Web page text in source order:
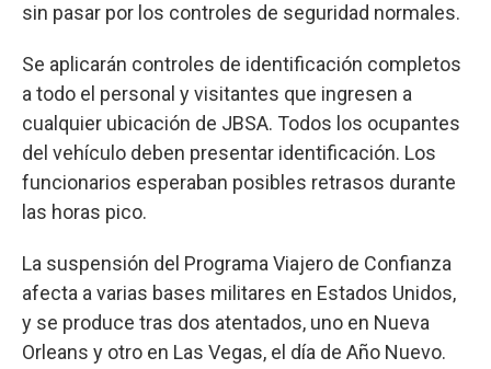
sin pasar por los controles de seguridad normales.
Se aplicarán controles de identificación completos
a todo el personal y visitantes que ingresen a
cualquier ubicación de JBSA. Todos los ocupantes
del vehículo deben presentar identificación. Los
funcionarios esperaban posibles retrasos durante
las horas pico.
La suspensión del Programa Viajero de Confianza
afecta a varias bases militares en Estados Unidos,
y se produce tras dos atentados, uno en Nueva
Orleans y otro en Las Vegas, el día de Año Nuevo.